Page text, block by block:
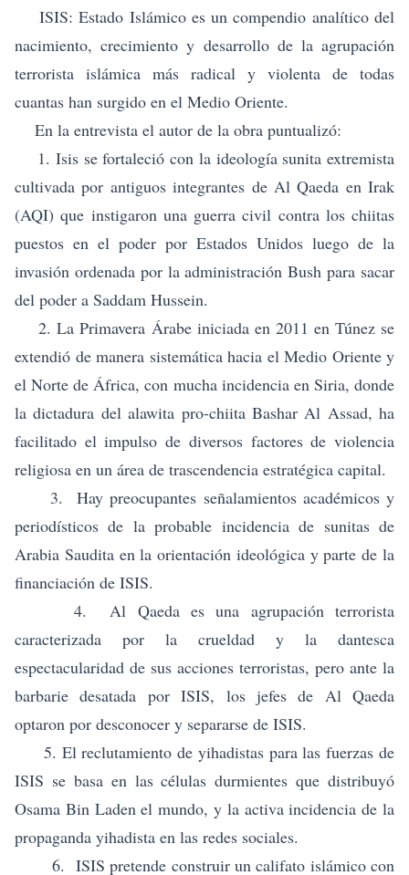
ISIS: Estado Islámico es un compendio analítico del
nacimiento, crecimiento y desarrollo de la agrupación
terrorista islámica más radical y violenta de todas
cuantas han surgido en el Medio Oriente.
En la entrevista el autor de la obra puntualizó:
1. Isis se fortaleció con la ideología sunita extremista
cultivada por antiguos integrantes de Al Qaeda en Irak
(AQI) que instigaron una guerra civil contra los chiitas
puestos en el poder por Estados Unidos luego de la
invasión ordenada por la administración Bush para sacar
del poder a Saddam Hussein.
2. La Primavera Árabe iniciada en 2011 en Túnez se
extendió de manera sistemática hacia el Medio Oriente y
el Norte de África, con mucha incidencia en Siria, donde
la dictadura del alawita pro-chiita Bashar Al Assad, ha
facilitado el impulso de diversos factores de violencia
religiosa en un área de trascendencia estratégica capital.
3. Hay preocupantes señalamientos académicos y
periodísticos de la probable incidencia de sunitas de
Arabia Saudita en la orientación ideológica y parte de la
financiación de ISIS.
4. Al Qaeda es una agrupación terrorista
caracterizada por la crueldad y la dantesca
espectacularidad de sus acciones terroristas, pero ante la
barbarie desatada por ISIS, los jefes de Al Qaeda
optaron por desconocer y separarse de ISIS.
5. El reclutamiento de yihadistas para las fuerzas de
ISIS se basa en las células durmientes que distribuyó
Osama Bin Laden el mundo, y la activa incidencia de la
propaganda yihadista en las redes sociales.
6. ISIS pretende construir un califato islámico con